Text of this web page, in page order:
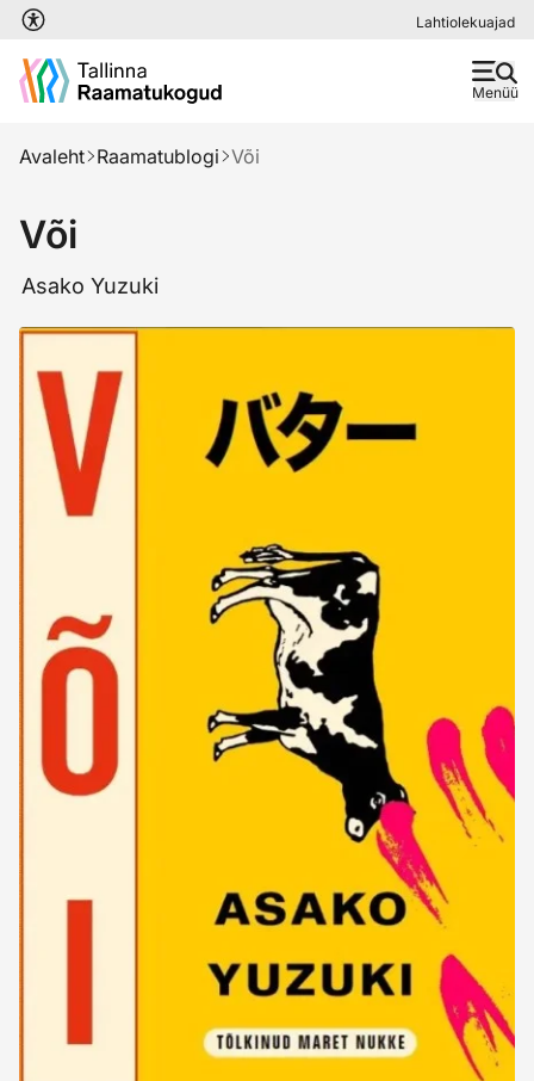
Liigu edasi põhisisu juurde Lahtiolekuajad
Menüü
Avaleht Raamatublogi Või
Või
Asako Yuzuki